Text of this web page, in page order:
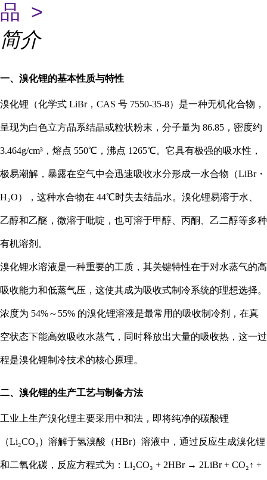
品 >
简介
一、溴化锂的基本性质与特性
溴化锂（化学式 LiBr，CAS 号 7550-35-8）是一种无机化合物，
呈现为白色立方晶系结晶或粒状粉末，分子量为 86.85，密度约
3.464g/cm³，熔点 550℃，沸点 1265℃。它具有极强的吸水性，
极易潮解，暴露在空气中会迅速吸收水分形成一水合物（LiBr・
H₂O），这种水合物在 44℃时失去结晶水。溴化锂易溶于水、
乙醇和乙醚，微溶于吡啶，也可溶于甲醇、丙酮、乙二醇等多种
有机溶剂。
溴化锂水溶液是一种重要的工质，其关键特性在于对水蒸气的高
吸收能力和低蒸气压，这使其成为吸收式制冷系统的理想选择。
浓度为 54%～55% 的溴化锂溶液是最常用的吸收制冷剂，在真
空状态下能高效吸收水蒸气，同时释放出大量的吸收热，这一过
程是溴化锂制冷技术的核心原理。
二、溴化锂的生产工艺与制备方法
工业上生产溴化锂主要采用中和法，即将纯净的碳酸锂
（Li₂CO₃）溶解于氢溴酸（HBr）溶液中，通过反应生成溴化锂
和二氧化碳，反应方程式为：Li₂CO₃ + 2HBr → 2LiBr + CO₂↑ +